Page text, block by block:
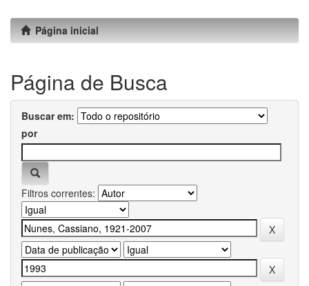
Página inicial
Página de Busca
Buscar em:
por
Filtros correntes: